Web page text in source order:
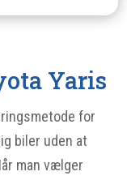
Yaris
for
biler uden at
man vælger